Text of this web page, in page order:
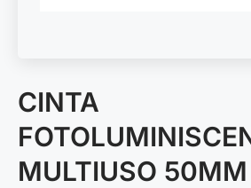
CINTA
MULTIUSO